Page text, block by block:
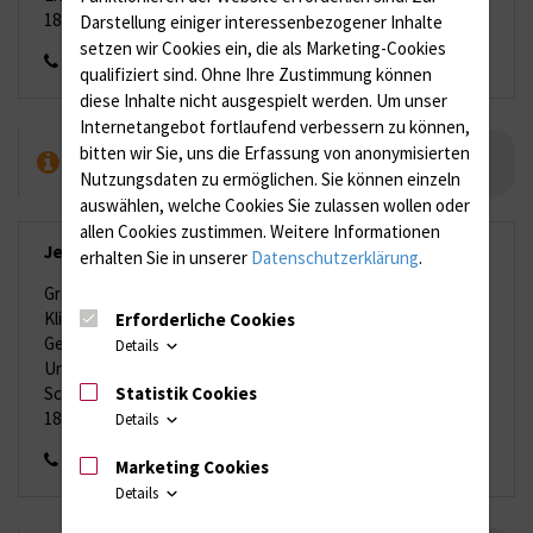
18057 Rostock
0381 494 7412
grafik{bei}med.uni-rostock.de
Jenny Burmeister
Grafik und Foto
Klinik und Poliklinik für Allgemein-, Viszeral-, Thorax-,
Gefäß- und Transplantationschirurgie
Universitätsmedizin Rostock
Schillingallee 35
18057 Rostock
0381 494 146231
Darstellung einiger interessenbezogener Inhalte
setzen wir Cookies ein, die als Marketing-Cookies
qualifiziert sind. Ohne Ihre Zustimmung können
diese Inhalte nicht ausgespielt werden. Um unser
Internetangebot fortlaufend verbessern zu können,
bitten wir Sie, uns die Erfassung von anonymisierten
Nutzungsdaten zu ermöglichen. Sie können einzeln
auswählen, welche Cookies Sie zulassen wollen oder
allen Cookies zustimmen. Weitere Informationen
erhalten Sie in unserer Datenschutzerklärung.
Erforderliche Cookies
Details
Statistik Cookies
Details
Marketing Cookies
Details